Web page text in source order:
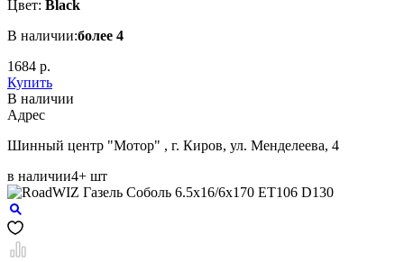
Цвет: Black
В наличии:более 4
1684 р.
Купить
В наличии
Aдрес
Шинный центр "Мотор" , г. Киров, ул. Менделеева, 4
в наличии4+ шт